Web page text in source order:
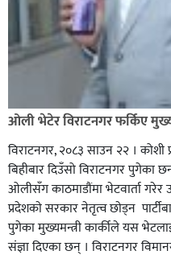
ओली भेटेर विराटनगर फर्किए
विराटनगर, २०८३ साउन २२ । कोशी
बिहीबार दिउँसो विराटनगर पुगेका
ओलीसँग काठमाडौंमा भेटवार्ता गरेर
प्रदेशकाे सरकार नेतृत्व छाेड्न
पुगेका मुख्यमन्त्री कार्कीले यस
संज्ञा दिएका छन् । विराटनगर